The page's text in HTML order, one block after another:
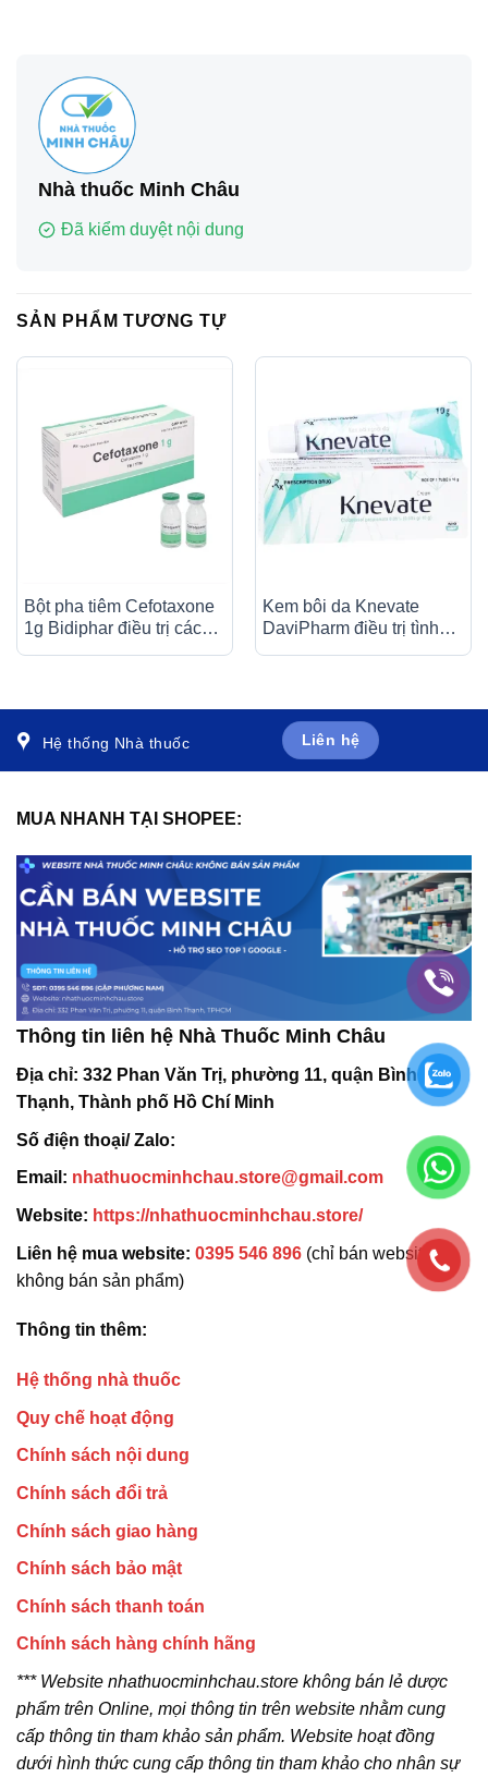
Nhà thuốc Minh Châu
Đã kiểm duyệt nội dung
SẢN PHẨM TƯƠNG TỰ
Bột pha tiêm Cefotaxone
1g Bidiphar điều trị các
Kem bôi da Knevate
DaviPharm điều trị tình
Hệ thống Nhà thuốc Liên hệ
MUA NHANH TẠI SHOPEE:
Thông tin liên hệ Nhà Thuốc Minh Châu
Địa chỉ: 332 Phan Văn Trị, phường 11, quận Bình
Thạnh, Thành phố Hồ Chí Minh
Số điện thoại/ Zalo:
Email: nhathuocminhchau.store@gmail.com
Website: https://nhathuocminhchau.store/
Liên hệ mua website: 0395 546 896 (chỉ bán website,
không bán sản phẩm)
Thông tin thêm:
Hệ thống nhà thuốc
Quy chế hoạt động
Chính sách nội dung
Chính sách đổi trả
Chính sách giao hàng
Chính sách bảo mật
Chính sách thanh toán
Chính sách hàng chính hãng
*** Website nhathuocminhchau.store không bán lẻ dược
phẩm trên Online, mọi thông tin trên website nhằm cung
cấp thông tin tham khảo sản phẩm. Website hoạt đồng
dưới hình thức cung cấp thông tin tham khảo cho nhân sự